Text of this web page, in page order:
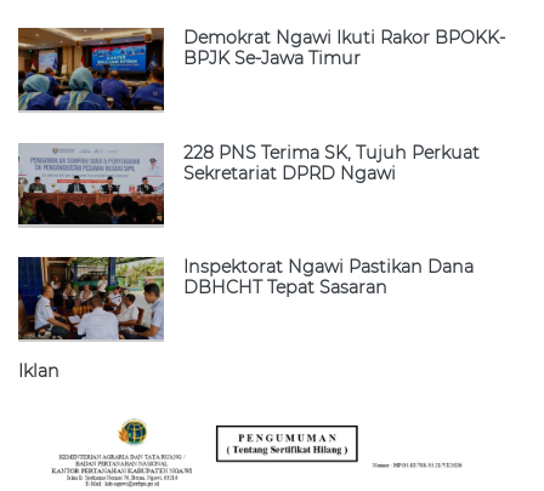
Demokrat Ngawi Ikuti Rakor BPOKK-
BPJK Se-Jawa Timur
228 PNS Terima SK, Tujuh Perkuat
Sekretariat DPRD Ngawi
Inspektorat Ngawi Pastikan Dana
DBHCHT Tepat Sasaran
Iklan